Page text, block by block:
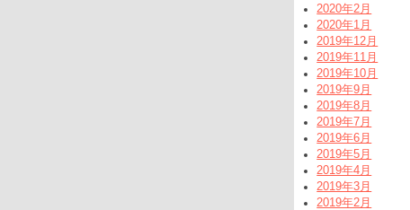
2020年2月
2020年1月
2019年12月
2019年11月
2019年10月
2019年9月
2019年8月
2019年7月
2019年6月
2019年5月
2019年4月
2019年3月
2019年2月